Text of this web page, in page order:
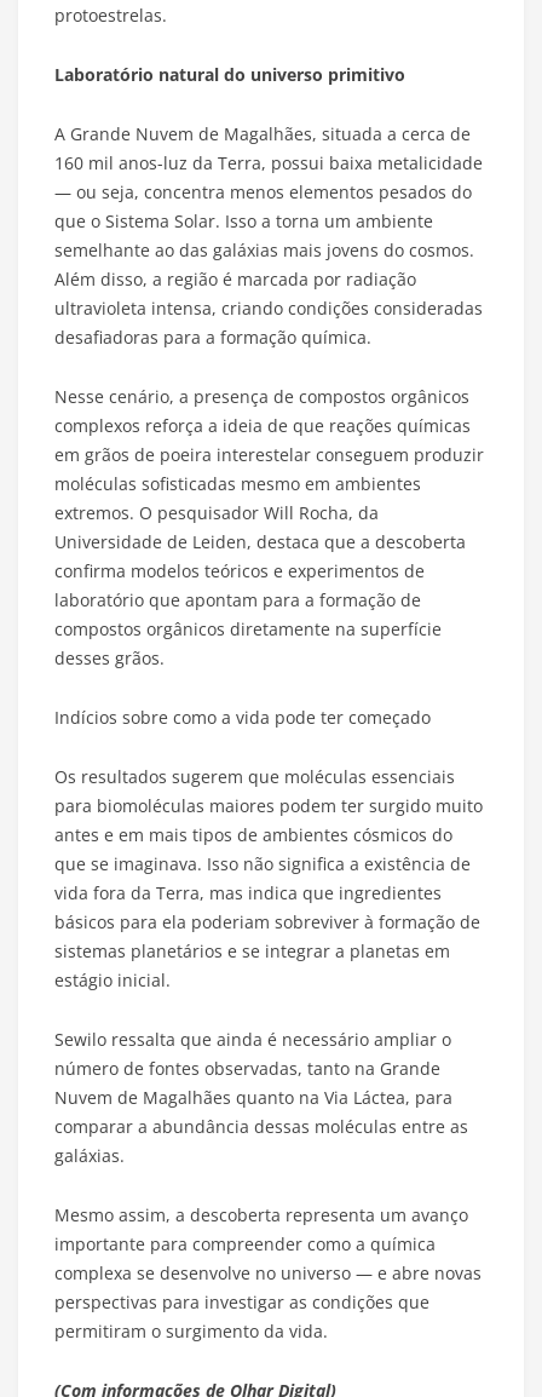
protoestrelas.
Laboratório natural do universo primitivo
A Grande Nuvem de Magalhães, situada a cerca de
160 mil anos-luz da Terra, possui baixa metalicidade
— ou seja, concentra menos elementos pesados do
que o Sistema Solar. Isso a torna um ambiente
semelhante ao das galáxias mais jovens do cosmos.
Além disso, a região é marcada por radiação
ultravioleta intensa, criando condições consideradas
desafiadoras para a formação química.
Nesse cenário, a presença de compostos orgânicos
complexos reforça a ideia de que reações químicas
em grãos de poeira interestelar conseguem produzir
moléculas sofisticadas mesmo em ambientes
extremos. O pesquisador Will Rocha, da
Universidade de Leiden, destaca que a descoberta
confirma modelos teóricos e experimentos de
laboratório que apontam para a formação de
compostos orgânicos diretamente na superfície
desses grãos.
Indícios sobre como a vida pode ter começado
Os resultados sugerem que moléculas essenciais
para biomoléculas maiores podem ter surgido muito
antes e em mais tipos de ambientes cósmicos do
que se imaginava. Isso não significa a existência de
vida fora da Terra, mas indica que ingredientes
básicos para ela poderiam sobreviver à formação de
sistemas planetários e se integrar a planetas em
estágio inicial.
Sewilo ressalta que ainda é necessário ampliar o
número de fontes observadas, tanto na Grande
Nuvem de Magalhães quanto na Via Láctea, para
comparar a abundância dessas moléculas entre as
galáxias.
Mesmo assim, a descoberta representa um avanço
importante para compreender como a química
complexa se desenvolve no universo — e abre novas
perspectivas para investigar as condições que
permitiram o surgimento da vida.
(Com informações de Olhar Digital)